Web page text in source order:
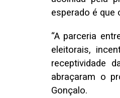
esperado é que
“A parceria
eleitorais,
receptividade
abraçaram o
Gonçalo.